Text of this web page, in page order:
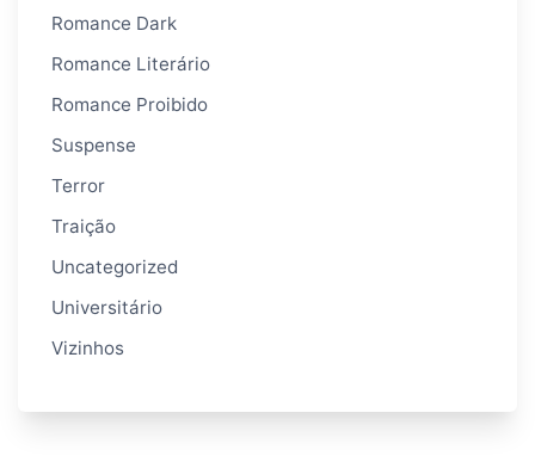
Romance Dark
Romance Literário
Romance Proibido
Suspense
Terror
Traição
Uncategorized
Universitário
Vizinhos